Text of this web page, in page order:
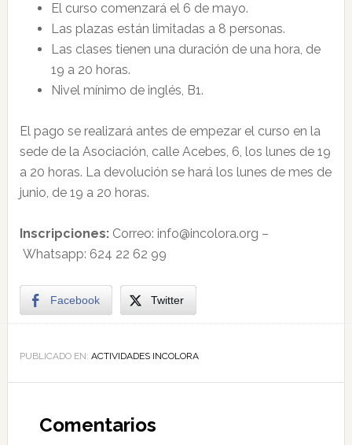
El curso comenzará el 6 de mayo.
Las plazas están limitadas a 8 personas.
Las clases tienen una duración de una hora, de
19 a 20 horas.
Nivel mínimo de inglés, B1.
El pago se realizará antes de empezar el curso en la
sede de la Asociación, calle Acebes, 6, los lunes de 19
a 20 horas. La devolución se hará los lunes de mes de
junio, de 19 a 20 horas.
Inscripciones: Correo: info@incolora.org –
Whatsapp: 624 22 62 99
Facebook Twitter
PUBLICADO EN: ACTIVIDADES INCOLORA
Comentarios